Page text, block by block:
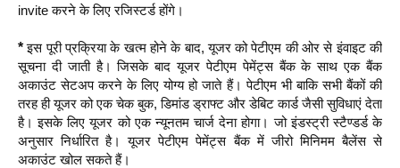
invite करने के लिए रजिस्टर्ड होंगे।
*इस पूरी प्रक्रिया के खत्म होने के बाद, यूजर को पेटीएम की ओर से इंवाइट की
सूचना दी जाती है। जिसके बाद यूजर पेटीएम पेमेंट्स बैंक के साथ एक बैंक
अकाउंट सेटअप करने के लिए योग्य हो जाते हैं। पेटीएम भी बाकि सभी बैंकों की
तरह ही यूजर को एक चेक बुक, डिमांड ड्राफ्ट और डेबिट कार्ड जैसी सुविधाएं देता
है। इसके लिए यूजर को एक न्यूनतम चार्ज देना होगा। जो इंडस्ट्री स्टैण्डर्ड के
अनुसार निर्धारित है। यूजर पेटीएम पेमेंट्स बैंक में जीरो मिनिमम बैलेंस से
अकाउंट खोल सकते हैं।